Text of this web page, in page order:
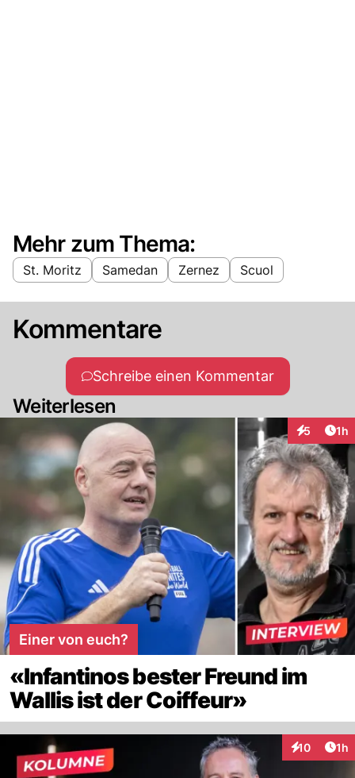
Mehr zum Thema:
St. Moritz Samedan Zernez Scuol
Kommentare
Schreibe einen Kommentar
Weiterlesen
5 1h
Einer von euch?
«Infantinos bester Freund im
Wallis ist der Coiffeur»
10 1h